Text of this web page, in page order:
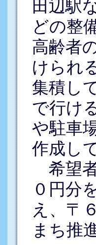
田辺駅
どの整
高齢者
けられ
集積し
で行け
や駐車
作成し
希望
０円分
え、〒
まち推